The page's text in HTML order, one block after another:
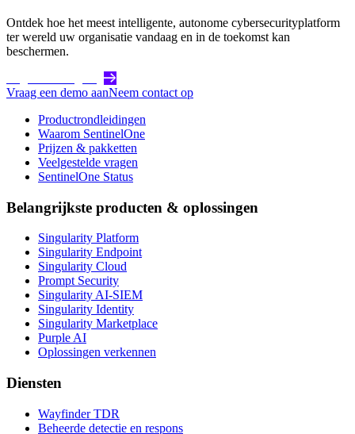
Ontdek hoe het meest intelligente, autonome cybersecurityplatform
ter wereld uw organisatie vandaag en in de toekomst kan
beschermen.
Vraag een demo aanNeem contact op
Productrondleidingen
Waarom SentinelOne
Prijzen & pakketten
Veelgestelde vragen
SentinelOne Status
Belangrijkste producten & oplossingen
Singularity Platform
Singularity Endpoint
Singularity Cloud
Prompt Security
Singularity AI-SIEM
Singularity Identity
Singularity Marketplace
Purple AI
Oplossingen verkennen
Diensten
Wayfinder TDR
Beheerde detectie en respons